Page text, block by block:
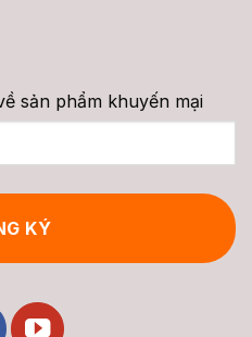
sản phẩm khuyến mại